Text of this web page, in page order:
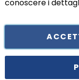
Principe di Piemonte
conoscere i